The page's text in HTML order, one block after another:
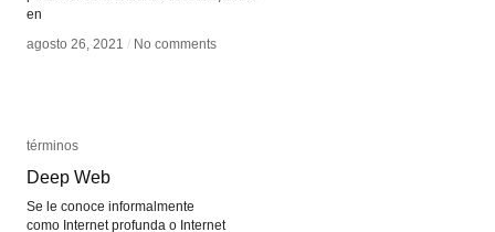
en
agosto 26, 2021 / No comments
agosto 26, 2021 / No comments
términos
Deep Web
Se le conoce informalmente
como Internet profunda o Internet
términos
Deep Web